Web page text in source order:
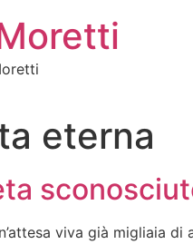
eterna
viva già migliaia